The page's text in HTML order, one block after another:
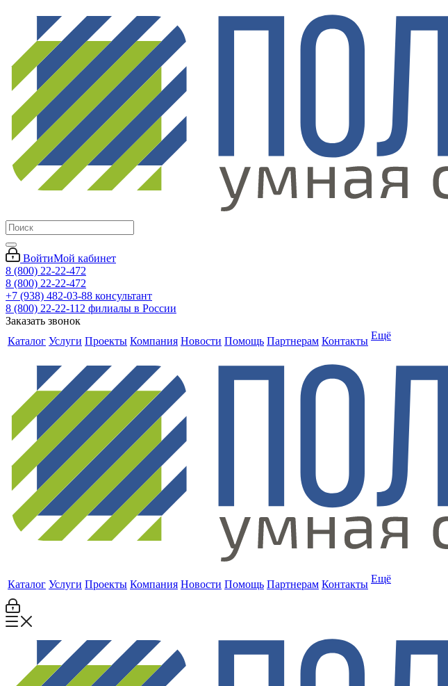
ВойтиМой кабинет
8 (800) 22-22-472
8 (800) 22-22-472
+7 (938) 482-03-88 консультант
8 (800) 22-22-112 филиалы в России
Заказать звонок
Каталог Услуги Проекты Компания Новости Помощь Партнерам Контакты Ещё
Каталог Услуги Проекты Компания Новости Помощь Партнерам Контакты Ещё